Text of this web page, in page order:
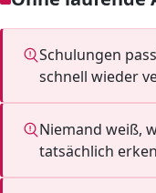
Schulungen
schnell wieder
Niemand weiß,
tatsächlich